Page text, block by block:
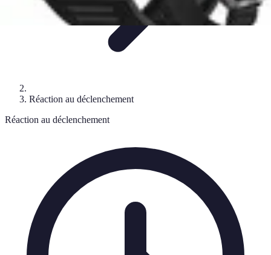
Réaction au déclenchement
Réaction au déclenchement